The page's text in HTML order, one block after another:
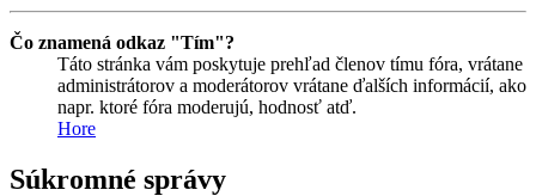
Čo znamená odkaz "Tím"?
Táto stránka vám poskytuje prehľad členov tímu fóra, vrátane
administrátorov a moderátorov vrátane ďalších informácií, ako
napr. ktoré fóra moderujú, hodnosť atď.
Hore
Súkromné správy